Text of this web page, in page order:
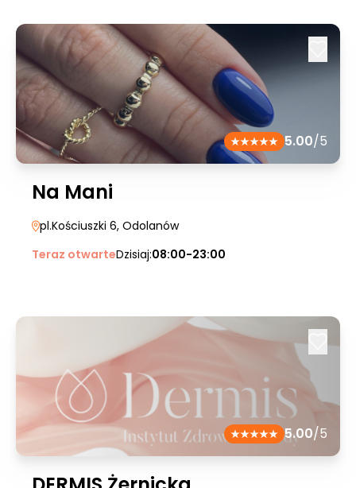
5.00/5
Na Mani
pl.Kościuszki 6, Odolanów
Teraz otwarteDzisiaj:08:00-23:00
5.00/5